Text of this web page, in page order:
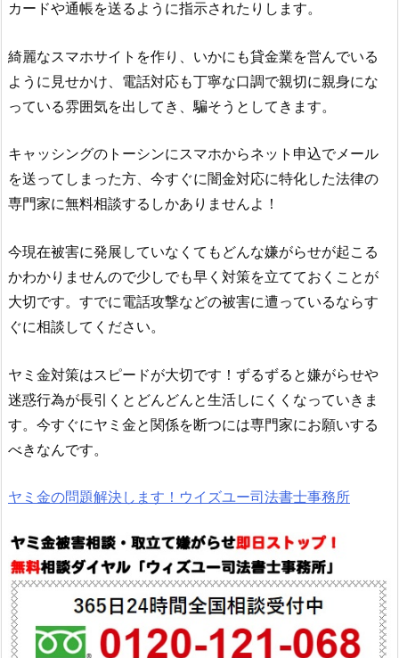
カードや通帳を送るように指示されたりします。
綺麗なスマホサイトを作り、いかにも貸金業を営んでいる
ように見せかけ、電話対応も丁寧な口調で親切に親身にな
っている雰囲気を出してき、騙そうとしてきます。
キャッシングのトーシンにスマホからネット申込でメール
を送ってしまった方、今すぐに闇金対応に特化した法律の
専門家に無料相談するしかありませんよ！
今現在被害に発展していなくてもどんな嫌がらせが起こる
かわかりませんので少しでも早く対策を立てておくことが
大切です。すでに電話攻撃などの被害に遭っているならす
ぐに相談してください。
ヤミ金対策はスピードが大切です！ずるずると嫌がらせや
迷惑行為が長引くとどんどんと生活しにくくなっていきま
す。今すぐにヤミ金と関係を断つには専門家にお願いする
べきなんです。
ヤミ金の問題解決します！ウイズユー司法書士事務所